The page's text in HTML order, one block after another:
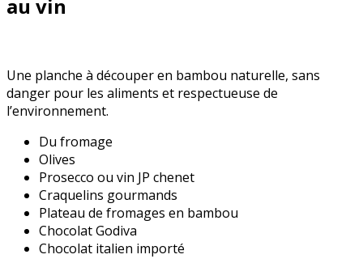
au vin
Une planche à découper en bambou naturelle, sans
danger pour les aliments et respectueuse de
l’environnement.
Du fromage
Olives
Prosecco ou vin JP chenet
Craquelins gourmands
Plateau de fromages en bambou
Chocolat Godiva
Chocolat italien importé